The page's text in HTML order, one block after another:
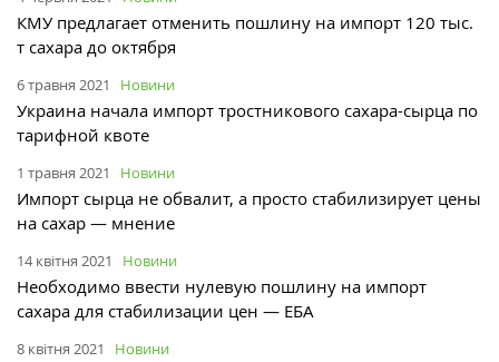
КМУ предлагает отменить пошлину на импорт 120 тыс.
т сахара до октября
6 травня 2021 Новини
Украина начала импорт тростникового сахара-сырца по
тарифной квоте
1 травня 2021 Новини
Импорт сырца не обвалит, а просто стабилизирует цены
на сахар — мнение
14 квітня 2021 Новини
Необходимо ввести нулевую пошлину на импорт
сахара для стабилизации цен — ЕБА
8 квітня 2021 Новини